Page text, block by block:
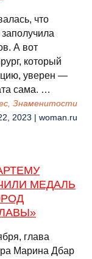
что
А вот
который
уверен —
сама. …
Знаменитости
2023 | woman.ru
МЕДАЛЬ
глава
Марина Дбар